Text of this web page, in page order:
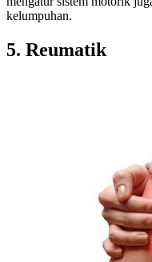
kelumpuhan.
5. Reumatik